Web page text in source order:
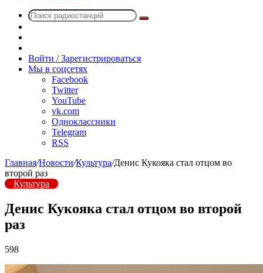
Поиск
радио
Войти / Зарегистрироваться
Мы в соцсетях
Facebook
Twitter
YouTube
vk.com
Одноклассники
Telegram
RSS
Главная/Новости/Культура/Денис Кукояка стал отцом во
второй раз
Культура
Денис Кукояка стал отцом во второй
раз
598